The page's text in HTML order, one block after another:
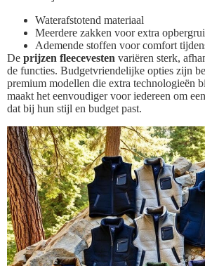
Waterafstotend materiaal
Meerdere zakken voor extra
Ademende stoffen voor comfort
De prijzen fleecevesten variëren sterk,
de functies. Budgetvriendelijke opties zijn
premium modellen die extra technologieën
maakt het eenvoudiger voor iedereen om
dat bij hun stijl en budget past.